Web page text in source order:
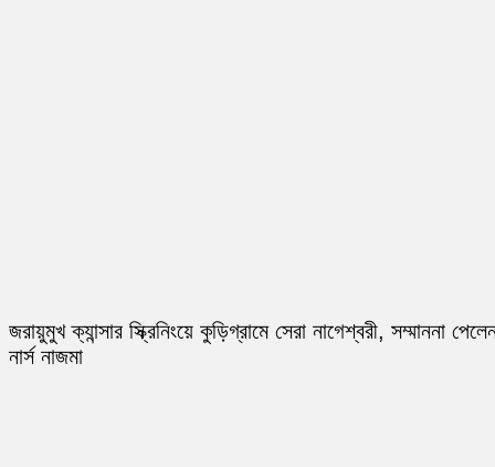
জরায়ুমুখ ক্যান্সার স্ক্রিনিংয়ে কুড়িগ্রামে সেরা নাগেশ্বরী, সম্মাননা
নার্স নাজমা